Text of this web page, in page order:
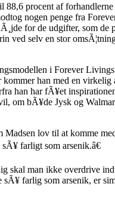
procent af
nogen penge fra
for de udgifter, som
ved selv en stor
i Forever
han med en
han har fÃ¥et
om bÃ¥de Jysk og
lov til at komme
farligt som arsenik.â€
man ikke overdrive
farlig som arsenik, er